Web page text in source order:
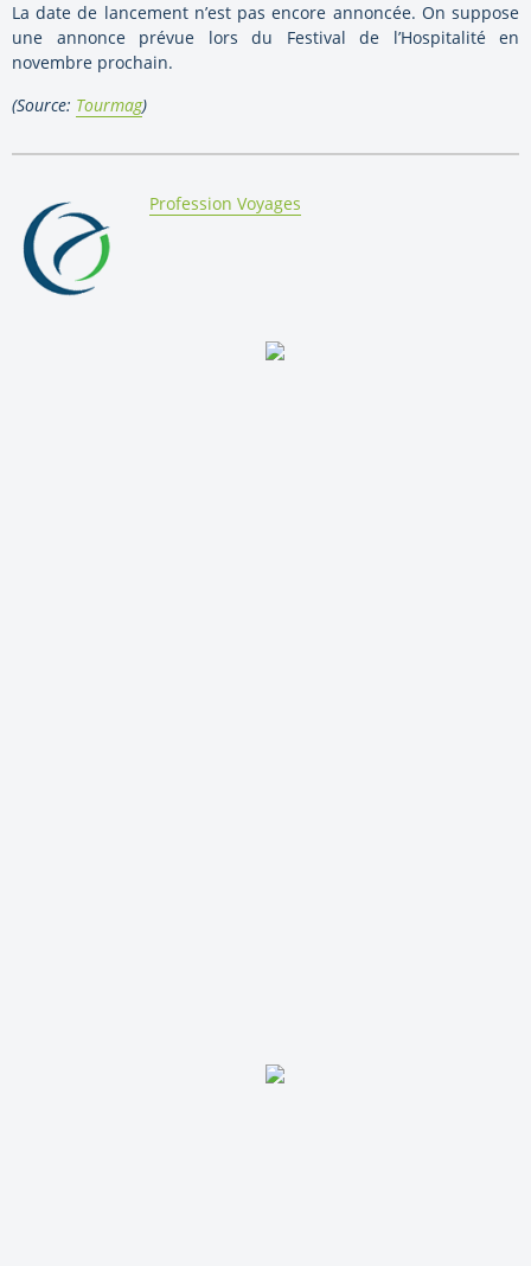
La date de lancement n’est pas encore annoncée. On suppose
une annonce prévue lors du Festival de l’Hospitalité en
novembre prochain.
(Source: Tourmag)
By:
Profession Voyages